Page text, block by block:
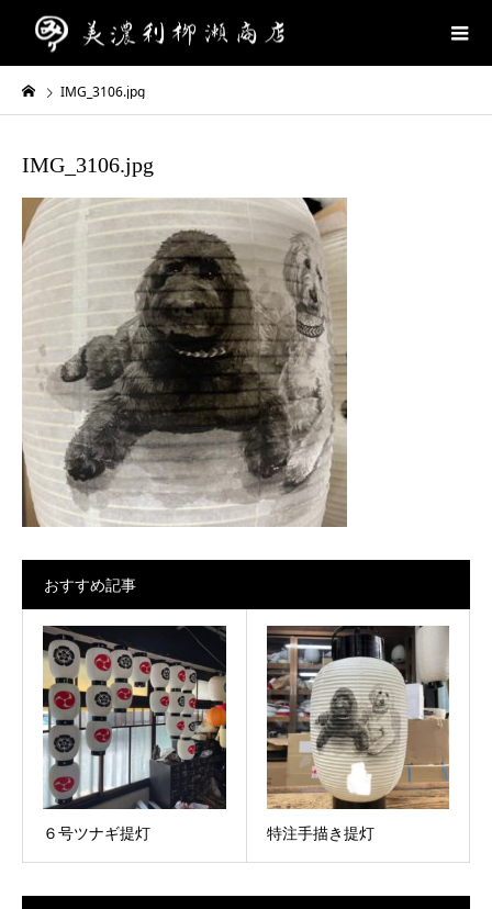
IMG_3106.jpg
IMG_3106.jpg
おすすめ記事
６号ツナギ提灯 特注手描き提灯